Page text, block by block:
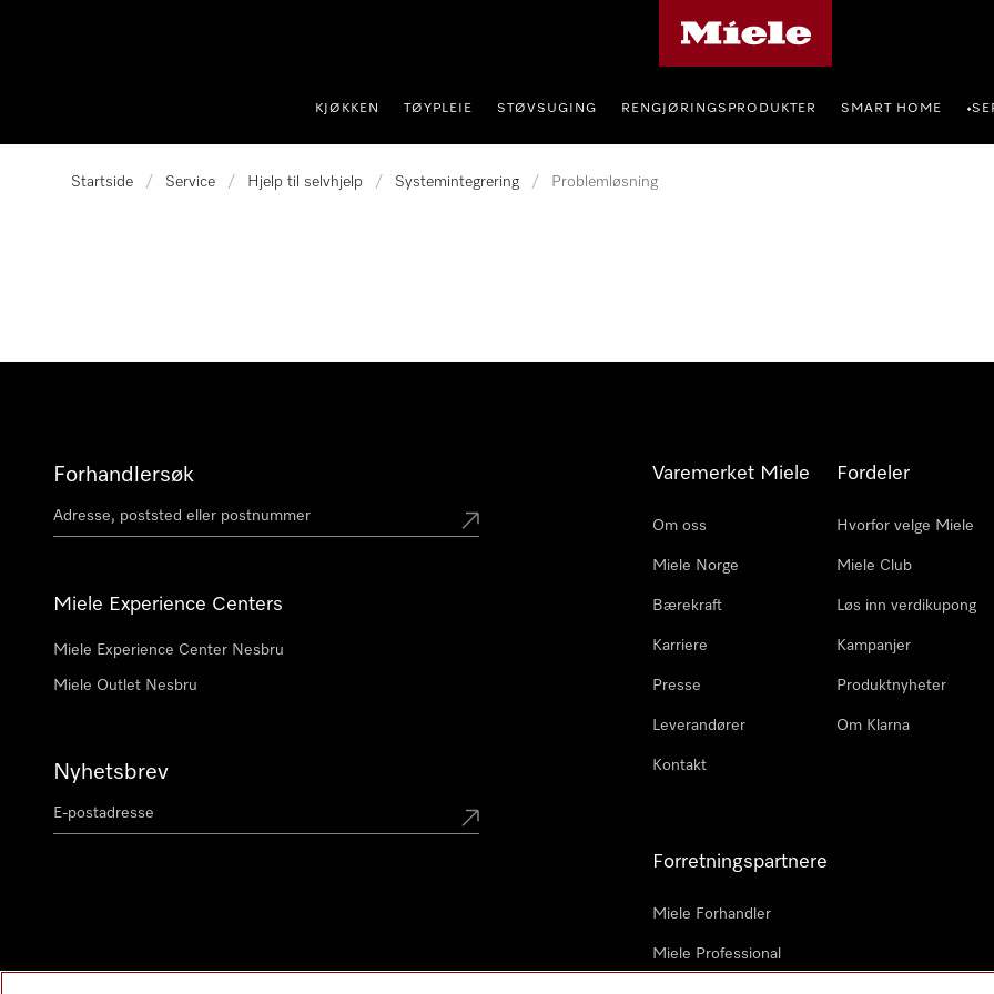
KJØKKEN TØYPLEIE STØVSUGING RENGJØRINGSPRODUKTER SMART HOME •
Startside / Service / Hjelp til selvhjelp / Systemintegrering / Problemløsning
Forhandlersøk
Miele Experience Centers
Miele Experience Center Nesbru
Miele Outlet Nesbru
Nyhetsbrev
Varemerket Miele
Om oss
Miele Norge
Bærekraft
Karriere
Presse
Leverandører
Kontakt
Fordeler
Hvorfor velge Miele
Miele Club
Løs inn verdikupong
Kampanjer
Produktnyheter
Om Klarna
Forretningspartnere
Miele Forhandler
Miele Professional